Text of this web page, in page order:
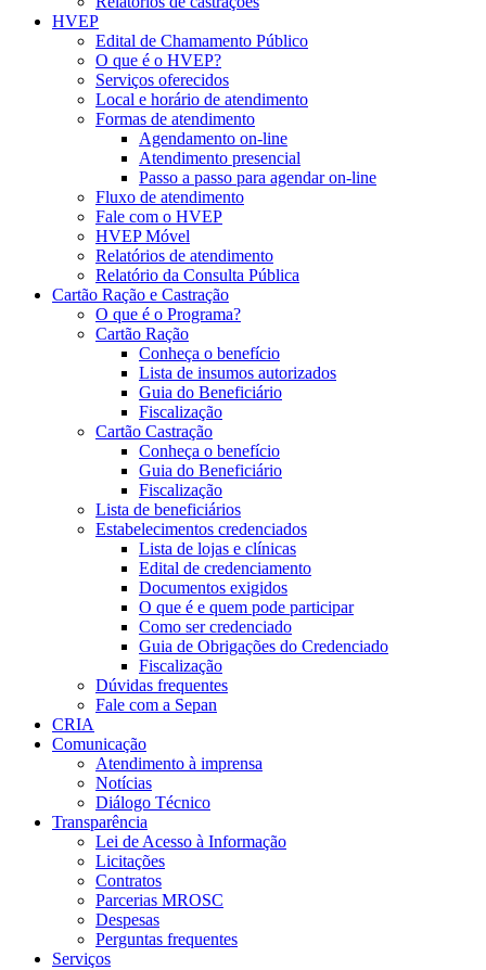
HVEP
Edital de Chamamento Público
O que é o HVEP?
Serviços oferecidos
Local e horário de atendimento
Formas de atendimento
Agendamento on-line
Atendimento presencial
Passo a passo para agendar on-line
Fluxo de atendimento
Fale com o HVEP
HVEP Móvel
Relatórios de atendimento
Relatório da Consulta Pública
Cartão Ração e Castração
O que é o Programa?
Cartão Ração
Conheça o benefício
Lista de insumos autorizados
Guia do Beneficiário
Fiscalização
Cartão Castração
Conheça o benefício
Guia do Beneficiário
Fiscalização
Lista de beneficiários
Estabelecimentos credenciados
Lista de lojas e clínicas
Edital de credenciamento
Documentos exigidos
O que é e quem pode participar
Como ser credenciado
Guia de Obrigações do Credenciado
Fiscalização
Dúvidas frequentes
Fale com a Sepan
CRIA
Comunicação
Atendimento à imprensa
Notícias
Diálogo Técnico
Transparência
Lei de Acesso à Informação
Licitações
Contratos
Parcerias MROSC
Despesas
Perguntas frequentes
Serviços